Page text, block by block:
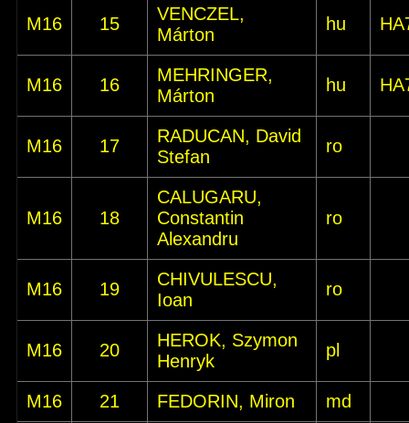
M16 15
VENCZEL,
Márton
hu
M16 16
MEHRINGER,
Márton
hu
M16 17
RADUCAN, David
Stefan
ro
M16 18
CALUGARU,
Constantin
Alexandru
ro
M16 19
CHIVULESCU,
Ioan
ro
M16 20
HEROK, Szymon
Henryk
pl
M16 21 FEDORIN, Miron md